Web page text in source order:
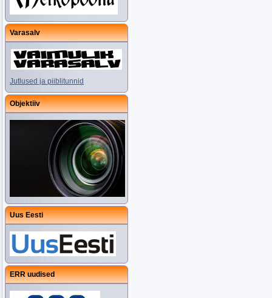
Varasalv
Jutlused ja piiblitunnid
Objektiiv
Uus Eesti
ERR uudised